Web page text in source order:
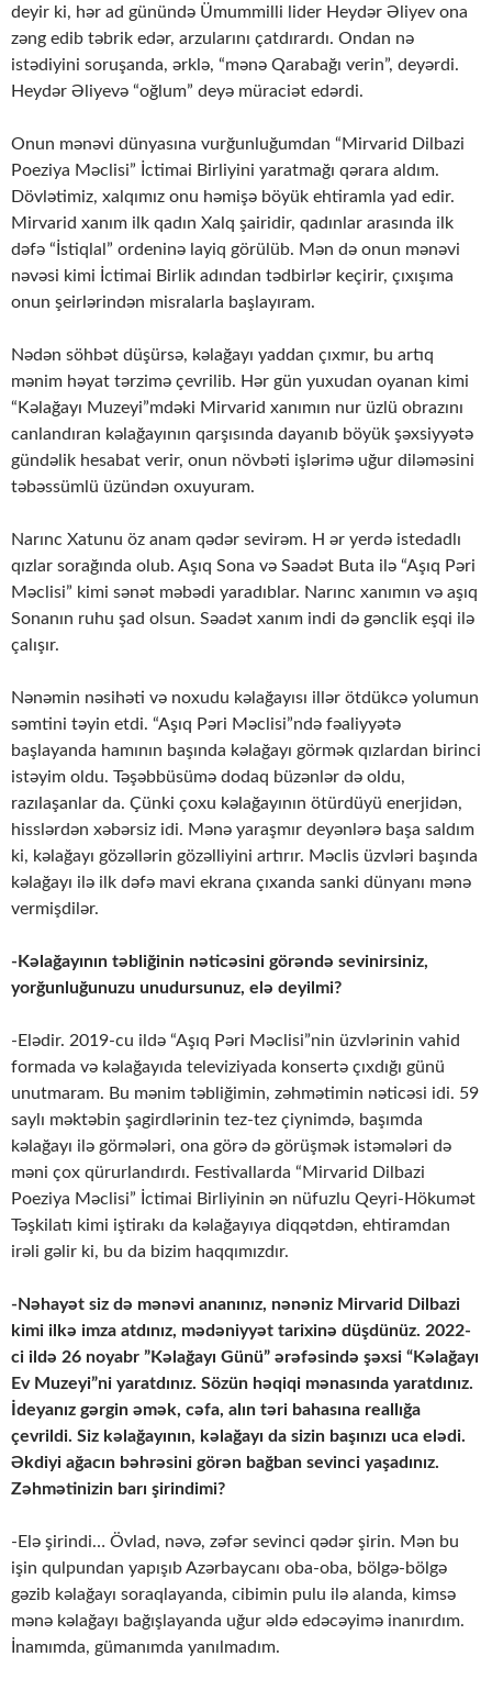
deyir ki, hər ad günündə Ümummilli lider Heydər Əliyev ona
zəng edib təbrik edər, arzularını çatdırardı. Ondan nə
istədiyini soruşanda, ərklə, “mənə Qarabağı verin”, deyərdi.
Heydər Əliyevə “oğlum” deyə müraciət edərdi.
Onun mənəvi dünyasına vurğunluğumdan “Mirvarid Dilbazi
Poeziya Məclisi” İctimai Birliyini yaratmağı qərara aldım.
Dövlətimiz, xalqımız onu həmişə böyük ehtiramla yad edir.
Mirvarid xanım ilk qadın Xalq şairidir, qadınlar arasında ilk
dəfə “İstiqlal” ordeninə layiq görülüb. Mən də onun mənəvi
nəvəsi kimi İctimai Birlik adından tədbirlər keçirir, çıxışıma
onun şeirlərindən misralarla başlayıram.
Nədən söhbət düşürsə, kəlağayı yaddan çıxmır, bu artıq
mənim həyat tərzimə çevrilib. Hər gün yuxudan oyanan kimi
“Kəlağayı Muzeyi”mdəki Mirvarid xanımın nur üzlü obrazını
canlandıran kəlağayının qarşısında dayanıb böyük şəxsiyyətə
gündəlik hesabat verir, onun növbəti işlərimə uğur diləməsini
təbəssümlü üzündən oxuyuram.
Narınc Xatunu öz anam qədər sevirəm. H ər yerdə istedadlı
qızlar sorağında olub. Aşıq Sona və Səadət Buta ilə “Aşıq Pəri
Məclisi” kimi sənət məbədi yaradıblar. Narınc xanımın və aşıq
Sonanın ruhu şad olsun. Səadət xanım indi də gənclik eşqi ilə
çalışır.
Nənəmin nəsihəti və noxudu kəlağayısı illər ötdükcə yolumun
səmtini təyin etdi. “Aşıq Pəri Məclisi”ndə fəaliyyətə
başlayanda hamının başında kəlağayı görmək qızlardan birinci
istəyim oldu. Təşəbbüsümə dodaq büzənlər də oldu,
razılaşanlar da. Çünki çoxu kəlağayının ötürdüyü enerjidən,
hisslərdən xəbərsiz idi. Mənə yaraşmır deyənlərə başa saldım
ki, kəlağayı gözəllərin gözəlliyini artırır. Məclis üzvləri başında
kəlağayı ilə ilk dəfə mavi ekrana çıxanda sanki dünyanı mənə
vermişdilər.
-Kəlağayının təbliğinin nəticəsini görəndə sevinirsiniz,
yorğunluğunuzu unudursunuz, elə deyilmi?
-Elədir. 2019-cu ildə “Aşıq Pəri Məclisi”nin üzvlərinin vahid
formada və kəlağayıda televiziyada konsertə çıxdığı günü
unutmaram. Bu mənim təbliğimin, zəhmətimin nəticəsi idi. 59
saylı məktəbin şagirdlərinin tez-tez çiynimdə, başımda
kəlağayı ilə görmələri, ona görə də görüşmək istəmələri də
məni çox qürurlandırdı. Festivallarda “Mirvarid Dilbazi
Poeziya Məclisi” İctimai Birliyinin ən nüfuzlu Qeyri-Hökumət
Təşkilatı kimi iştirakı da kəlağayıya diqqətdən, ehtiramdan
irəli gəlir ki, bu da bizim haqqımızdır.
-Nəhayət siz də mənəvi ananınız, nənəniz Mirvarid Dilbazi
kimi ilkə imza atdınız, mədəniyyət tarixinə düşdünüz. 2022-
ci ildə 26 noyabr ”Kəlağayı Günü” ərəfəsində şəxsi “Kəlağayı
Ev Muzeyi”ni yaratdınız. Sözün həqiqi mənasında yaratdınız.
İdeyanız gərgin əmək, cəfa, alın təri bahasına reallığa
çevrildi. Siz kəlağayının, kəlağayı da sizin başınızı uca elədi.
Əkdiyi ağacın bəhrəsini görən bağban sevinci yaşadınız.
Zəhmətinizin barı şirindimi?
-Elə şirindi… Övlad, nəvə, zəfər sevinci qədər şirin. Mən bu
işin qulpundan yapışıb Azərbaycanı oba-oba, bölgə-bölgə
gəzib kəlağayı soraqlayanda, cibimin pulu ilə alanda, kimsə
mənə kəlağayı bağışlayanda uğur əldə edəcəyimə inanırdım.
İnamımda, gümanımda yanılmadım.